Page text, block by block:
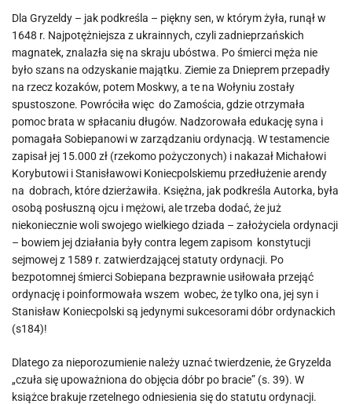
Dla Gryzeldy – jak podkreśla – piękny sen, w którym żyła, runął w
1648 r. Najpotężniejsza z ukrainnych, czyli zadnieprzańskich
magnatek, znalazła się na skraju ubóstwa. Po śmierci męża nie
było szans na odzyskanie majątku. Ziemie za Dnieprem przepadły
na rzecz kozaków, potem Moskwy, a te na Wołyniu zostały
spustoszone. Powróciła więc do Zamościa, gdzie otrzymała
pomoc brata w spłacaniu długów. Nadzorowała edukację syna i
pomagała Sobiepanowi w zarządzaniu ordynacją. W testamencie
zapisał jej 15.000 zł (rzekomo pożyczonych) i nakazał Michałowi
Korybutowi i Stanisławowi Koniecpolskiemu przedłużenie arendy
na dobrach, które dzierżawiła. Księżna, jak podkreśla Autorka, była
osobą posłuszną ojcu i mężowi, ale trzeba dodać, że już
niekoniecznie woli swojego wielkiego dziada – założyciela ordynacji
– bowiem jej działania były contra legem zapisom konstytucji
sejmowej z 1589 r. zatwierdzającej statuty ordynacji. Po
bezpotomnej śmierci Sobiepana bezprawnie usiłowała przejąć
ordynację i poinformowała wszem wobec, że tylko ona, jej syn i
Stanisław Koniecpolski są jedynymi sukcesorami dóbr ordynackich
(s184)!
Dlatego za nieporozumienie należy uznać twierdzenie, że Gryzelda
„czuła się upoważniona do objęcia dóbr po bracie” (s. 39). W
książce brakuje rzetelnego odniesienia się do statutu ordynacji.